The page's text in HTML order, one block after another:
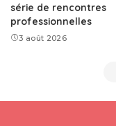
série de rencontres
professionnelles
3 août 2026